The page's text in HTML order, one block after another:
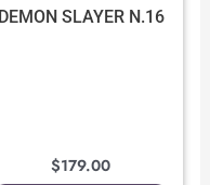
DEMON SLAYER N.16
$179.00